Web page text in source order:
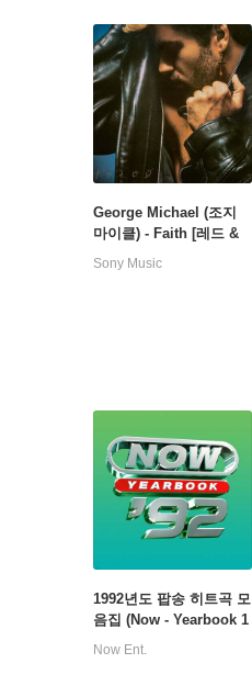
George Michael (조지
마이클) - Faith [레드 &
블랙 마블 컬러 2LP]
Sony Music
1992년도 팝송 히트곡 모
음집 (Now - Yearbook 1
992)
Now Ent.